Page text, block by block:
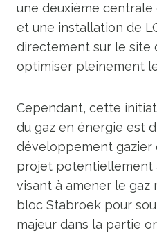
une deuxième
et une installation de
directement sur le site
optimiser pleinement
Cependant, cette
du gaz en énergie est
développement gazier
projet potentiellement
visant à amener le gaz
bloc Stabroek pour
majeur dans la partie